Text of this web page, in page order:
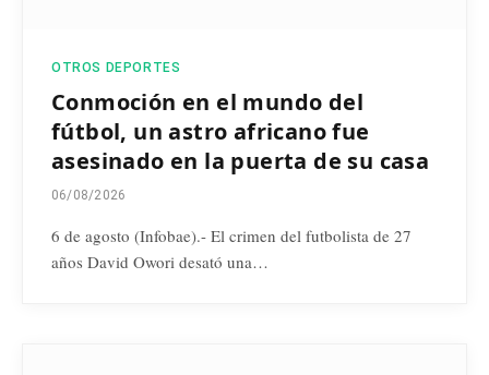
OTROS DEPORTES
Conmoción en el mundo del
fútbol, un astro africano fue
asesinado en la puerta de su casa
06/08/2026
6 de agosto (Infobae).- El crimen del futbolista de 27
años David Owori desató una…